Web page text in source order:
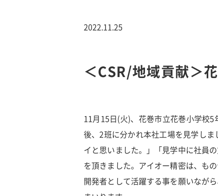
2022.11.25
＜CSR/地域貢献＞
11月15日(火)、花巻市立花巻小学校
後、2班に分かれ本社工場を見学し
イと思いました。」「見学中に社員
を頂きました。アイオー精密は、も
開発者として活躍する事を願いなが